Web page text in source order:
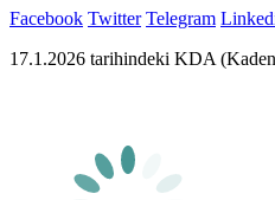
Facebook Twitter Telegram
17.1.2026 tarihindeki KDA